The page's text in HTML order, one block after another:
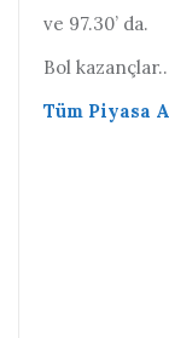
ve 97.30’ da.
Bol kazançlar..
Tüm Piyasa